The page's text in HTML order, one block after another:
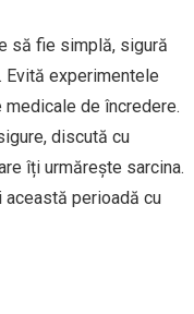
să fie simplă, sigură
Evită experimentele
de încredere.
discută cu
îți urmărește sarcina.
perioadă cu